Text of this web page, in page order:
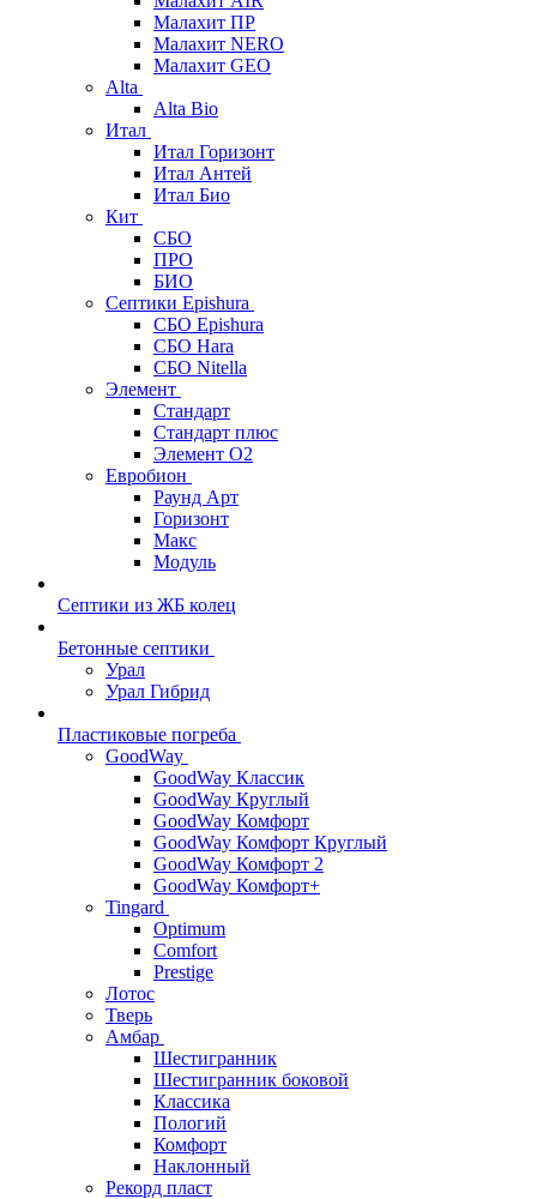
Малахит ПР
Малахит NERO
Малахит GEO
Alta
Alta Bio
Итал
Итал Горизонт
Итал Антей
Итал Био
Кит
СБО
ПРО
БИО
Септики Epishura
СБО Epishura
СБО Hara
СБО Nitella
Элемент
Стандарт
Стандарт плюс
Элемент О2
Евробион
Раунд Арт
Горизонт
Макс
Модуль
Септики из ЖБ колец
Бетонные септики
Урал
Урал Гибрид
Пластиковые погреба
GoodWay
GoodWay Классик
GoodWay Круглый
GoodWay Комфорт
GoodWay Комфорт Круглый
GoodWay Комфорт 2
GoodWay Комфорт+
Tingard
Optimum
Comfort
Prestige
Лотос
Тверь
Амбар
Шестигранник
Шестигранник боковой
Классика
Пологий
Комфорт
Наклонный
Рекорд пласт